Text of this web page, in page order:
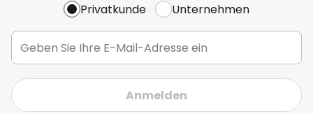
Privatkunde Unternehmen
Anmelden